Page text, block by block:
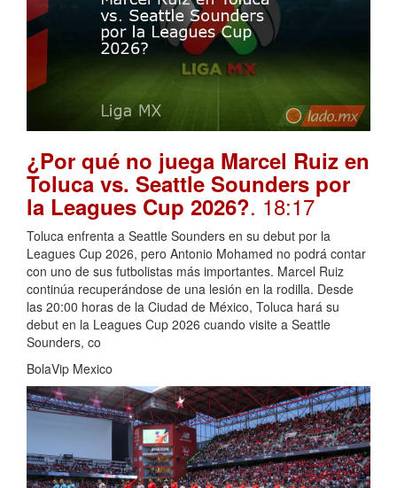
¿Por qué no juega Marcel Ruiz en
Toluca vs. Seattle Sounders por
la Leagues Cup 2026?. 18:17
Toluca enfrenta a Seattle Sounders en su debut por la
Leagues Cup 2026, pero Antonio Mohamed no podrá contar
con uno de sus futbolistas más importantes. Marcel Ruiz
continúa recuperándose de una lesión en la rodilla. Desde
las 20:00 horas de la Ciudad de México, Toluca hará su
debut en la Leagues Cup 2026 cuando visite a Seattle
Sounders, co
BolaVip Mexico